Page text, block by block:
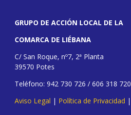
GRUPO DE ACCIÓN LOCAL DE LA
COMARCA DE LIÉBANA
C/ San Roque, nº7, 2ª Planta
39570 Potes
Teléfono: 942 730 726 / 606 318 720
Aviso Legal | Política de Privacidad |